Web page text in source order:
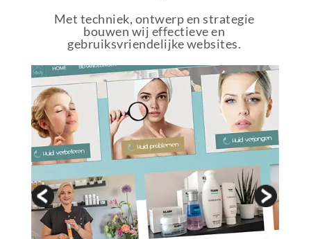
Met techniek, ontwerp en strategie
bouwen wij effectieve en
gebruiksvriendelijke websites.